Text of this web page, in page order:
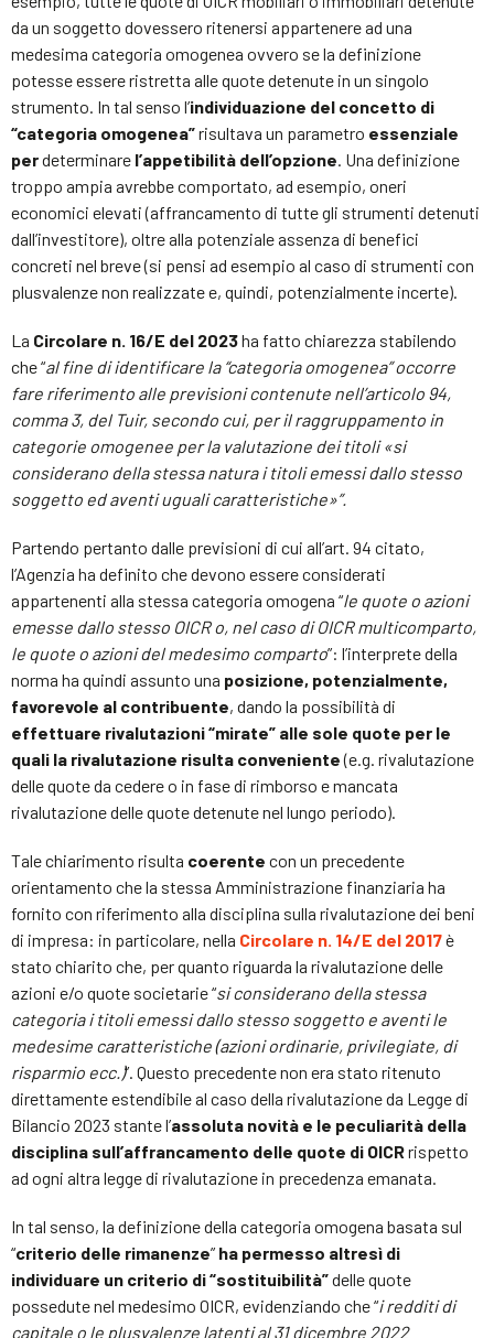
da un soggetto dovessero ritenersi appartenere ad una
medesima categoria omogenea ovvero se la definizione
potesse essere ristretta alle quote detenute in un singolo
strumento. In tal senso l’individuazione del concetto di
“categoria omogenea”risultava un parametro essenziale
perdeterminare l’appetibilità dell’opzione. Una definizione
troppo ampia avrebbe comportato, ad esempio, oneri
economici elevati (affrancamento di tutte gli strumenti detenuti
dall’investitore), oltre alla potenziale assenza di benefici
concreti nel breve (si pensi ad esempio al caso di strumenti con
plusvalenze non realizzate e, quindi, potenzialmente incerte).
La Circolare n. 16/E del 2023ha fatto chiarezza stabilendo
che “al fine di identificare la “categoria omogenea” occorre
fare riferimento alle previsioni contenute nell’articolo 94,
comma 3, del Tuir, secondo cui, per il raggruppamento in
categorie omogenee per la valutazione dei titoli «si
considerano della stessa natura i titoli emessi dallo stesso
soggetto ed aventi uguali caratteristiche»”.
Partendo pertanto dalle previsioni di cui all’art. 94 citato,
l’Agenzia ha definito che devono essere considerati
appartenenti alla stessa categoria omogena “le quote o azioni
emesse dallo stesso OICR o, nel caso di OICR multicomparto,
le quote o azioni del medesimo comparto”: l’interprete della
norma ha quindi assunto una posizione, potenzialmente,
favorevole al contribuente, dando la possibilità di
effettuare rivalutazioni “mirate” alle sole quote per le
quali la rivalutazione risulta conveniente(e.g. rivalutazione
delle quote da cedere o in fase di rimborso e mancata
rivalutazione delle quote detenute nel lungo periodo).
Tale chiarimento risulta coerente con un precedente
orientamento che la stessa Amministrazione finanziaria ha
fornito con riferimento alla disciplina sulla rivalutazione dei beni
di impresa: in particolare, nella Circolare n. 14/E del 2017è
stato chiarito che, per quanto riguarda la rivalutazione delle
azioni e/o quote societarie “si considerano della stessa
categoria i titoli emessi dallo stesso soggetto e aventi le
medesime caratteristiche (azioni ordinarie, privilegiate, di
risparmio ecc.)”. Questo precedente non era stato ritenuto
direttamente estendibile al caso della rivalutazione da Legge di
Bilancio 2023 stante l’assoluta novità e le peculiarità della
disciplina sull’affrancamento delle quote di OICRrispetto
ad ogni altra legge di rivalutazione in precedenza emanata.
In tal senso, la definizione della categoria omogena basata sul
“criterio delle rimanenze” ha permesso altresì di
individuare un criterio di “sostituibilità”delle quote
possedute nel medesimo OICR, evidenziando che “i redditi di
capitale o le plusvalenze latenti al 31 dicembre 2022